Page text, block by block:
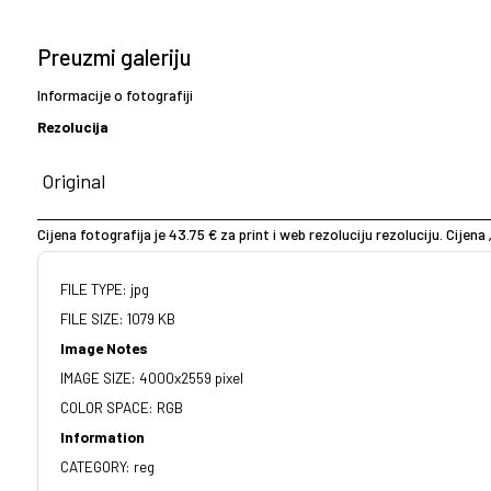
Preuzmi galeriju
Informacije o fotografiji
Rezolucija
Cijena fotografija je 43.75 € za print i web rezoluciju rezoluciju.
FILE TYPE: jpg
FILE SIZE: 1079 KB
Image Notes
IMAGE SIZE: 4000x2559 pixel
COLOR SPACE: RGB
Information
CATEGORY: reg